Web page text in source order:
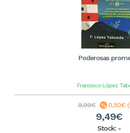
Poderosas
Francisco López
9,99€ 0,50€
9,49€
Stock: -